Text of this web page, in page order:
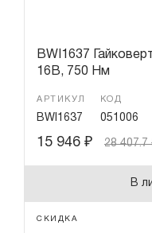
BWI1637
16В, 750 Нм
АРТИКУЛ
BWI1637
КОД
051006
15 946 ₽ 28 407.7
В
СКИДКА